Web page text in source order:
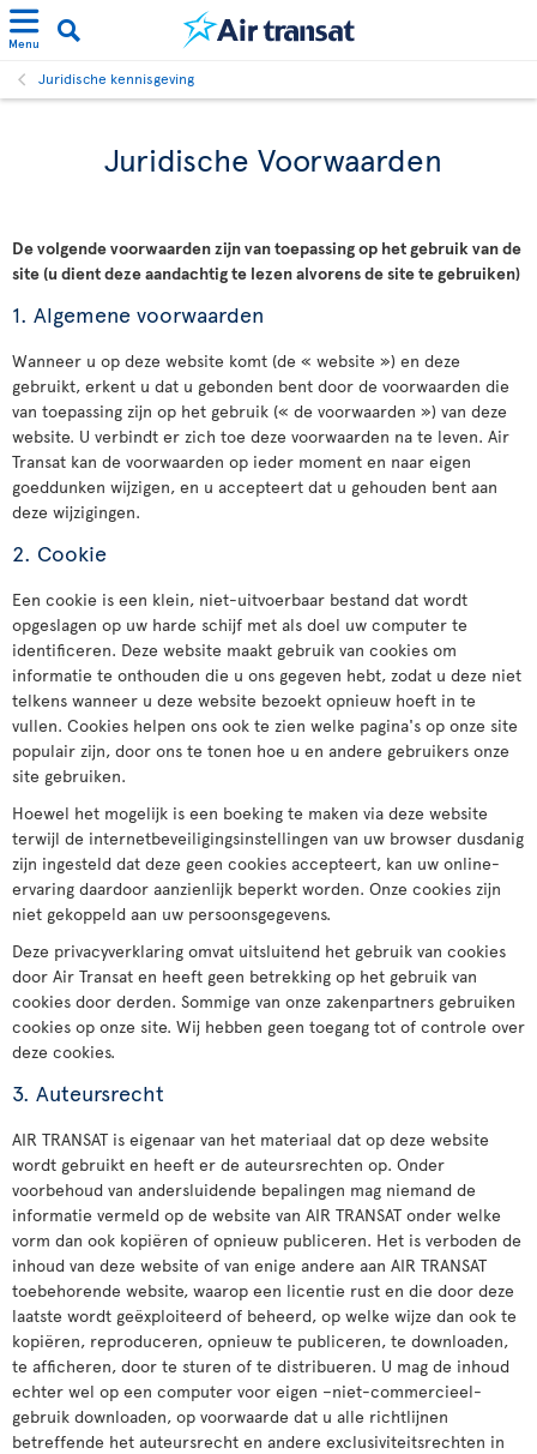
Menu
Juridische kennisgeving
Juridische Voorwaarden
De volgende voorwaarden zijn van toepassing op het gebruik van de
site (u dient deze aandachtig te lezen alvorens de site te gebruiken)
1. Algemene voorwaarden
Wanneer u op deze website komt (de « website ») en deze
gebruikt, erkent u dat u gebonden bent door de voorwaarden die
van toepassing zijn op het gebruik (« de voorwaarden ») van deze
website. U verbindt er zich toe deze voorwaarden na te leven. Air
Transat kan de voorwaarden op ieder moment en naar eigen
goeddunken wijzigen, en u accepteert dat u gehouden bent aan
deze wijzigingen.
2. Cookie
Een cookie is een klein, niet-uitvoerbaar bestand dat wordt
opgeslagen op uw harde schijf met als doel uw computer te
identificeren. Deze website maakt gebruik van cookies om
informatie te onthouden die u ons gegeven hebt, zodat u deze niet
telkens wanneer u deze website bezoekt opnieuw hoeft in te
vullen. Cookies helpen ons ook te zien welke pagina's op onze site
populair zijn, door ons te tonen hoe u en andere gebruikers onze
site gebruiken.
Hoewel het mogelijk is een boeking te maken via deze website
terwijl de internetbeveiligingsinstellingen van uw browser dusdanig
zijn ingesteld dat deze geen cookies accepteert, kan uw online-
ervaring daardoor aanzienlijk beperkt worden. Onze cookies zijn
niet gekoppeld aan uw persoonsgegevens.
Deze privacyverklaring omvat uitsluitend het gebruik van cookies
door Air Transat en heeft geen betrekking op het gebruik van
cookies door derden. Sommige van onze zakenpartners gebruiken
cookies op onze site. Wij hebben geen toegang tot of controle over
deze cookies.
3. Auteursrecht
AIR TRANSAT is eigenaar van het materiaal dat op deze website
wordt gebruikt en heeft er de auteursrechten op. Onder
voorbehoud van andersluidende bepalingen mag niemand de
informatie vermeld op de website van AIR TRANSAT onder welke
vorm dan ook kopiëren of opnieuw publiceren. Het is verboden de
inhoud van deze website of van enige andere aan AIR TRANSAT
toebehorende website, waarop een licentie rust en die door deze
laatste wordt geëxploiteerd of beheerd, op welke wijze dan ook te
kopiëren, reproduceren, opnieuw te publiceren, te downloaden,
te afficheren, door te sturen of te distribueren. U mag de inhoud
echter wel op een computer voor eigen –niet-commercieel-
gebruik downloaden, op voorwaarde dat u alle richtlijnen
betreffende het auteursrecht en andere exclusiviteitsrechten in